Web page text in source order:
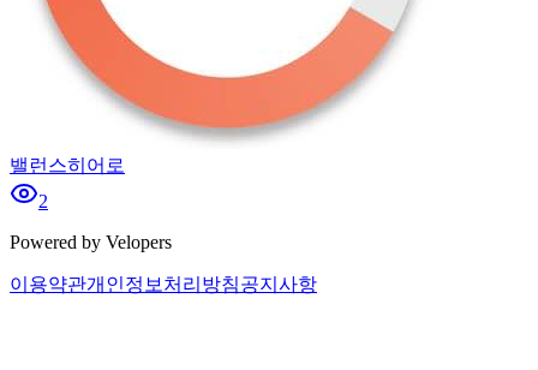
밸런스히어로
2
Powered by Velopers
이용약관개인정보처리방침공지사항